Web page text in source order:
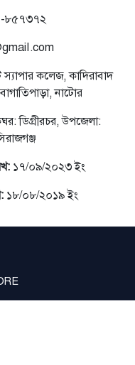
৮৫৭৩৭২
স্যাপার কলেজ, কাদিরাবাদ
নাটোর
ডিগ্রীরচর, উপজেলা:
১৭/০৯/২০২৩ ইং
১৮/০৮/২০১৯ ইং